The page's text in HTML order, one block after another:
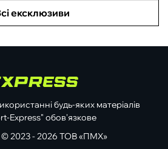
ексклюзиви
будь-яких матеріалів
Express" обов'язкове
© 2023 - 2026 ТОВ «ПМХ»